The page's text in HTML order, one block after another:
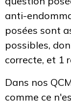
anti-
posées sont
possibles,
correcte, et 1
Dans nos
comme ce